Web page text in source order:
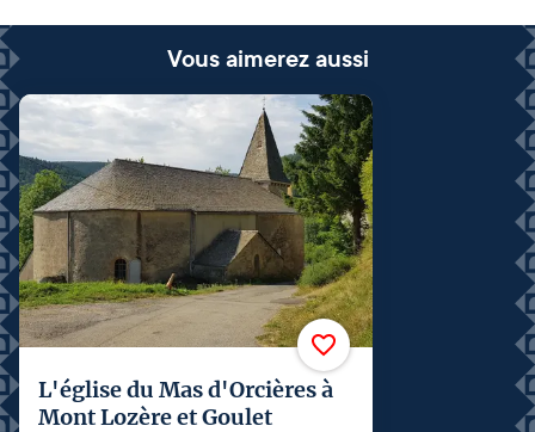
Vous aimerez aussi
L'église du Mas d'Orcières à
Mont Lozère et Goulet